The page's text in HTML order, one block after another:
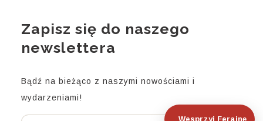
Wesprzyj Ferajnę
Zapisz się do naszego
newslettera
Bądź na bieżąco z naszymi nowościami i
wydarzeniami!